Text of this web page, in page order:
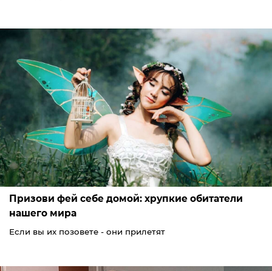
Призови фей себе домой: хрупкие обитатели
нашего мира
Если вы их позовете - они прилетят